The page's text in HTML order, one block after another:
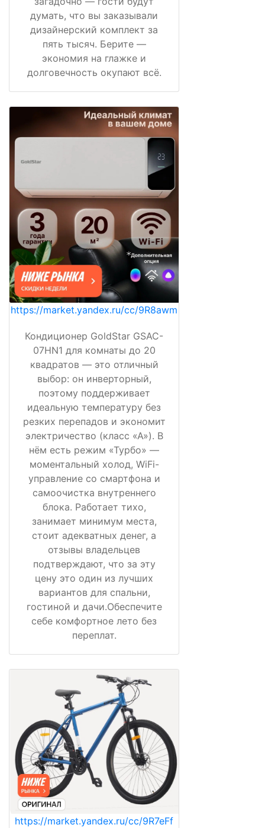
думать, что вы заказывали
дизайнерский комплект за
пять тысяч. Берите —
экономия на глажке и
долговечность окупают всё.
https://market.yandex.ru/cc/9R8awm
Кондиционер GoldStar GSAC-
07HN1 для комнаты до 20
квадратов — это отличный
выбор: он инверторный,
поэтому поддерживает
идеальную температуру без
резких перепадов и экономит
электричество (класс «А»). В
нём есть режим «Турбо» —
моментальный холод, WiFi-
управление со смартфона и
самоочистка внутреннего
блока. Работает тихо,
занимает минимум места,
стоит адекватных денег, а
отзывы владельцев
подтверждают, что за эту
цену это один из лучших
вариантов для спальни,
гостиной и дачи.Обеспечите
себе комфортное лето без
переплат.
https://market.yandex.ru/cc/9R7eFf